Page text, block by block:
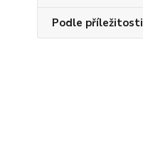
Podle příležitosti